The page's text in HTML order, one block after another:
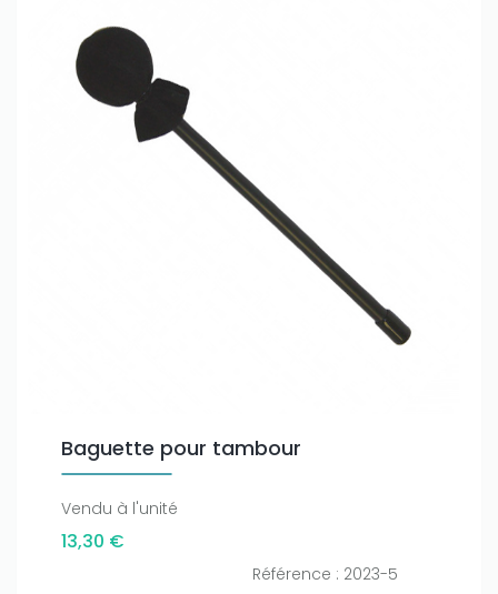
Baguette pour tambour
Vendu à l'unité
13,30 €
Référence : 2023-5